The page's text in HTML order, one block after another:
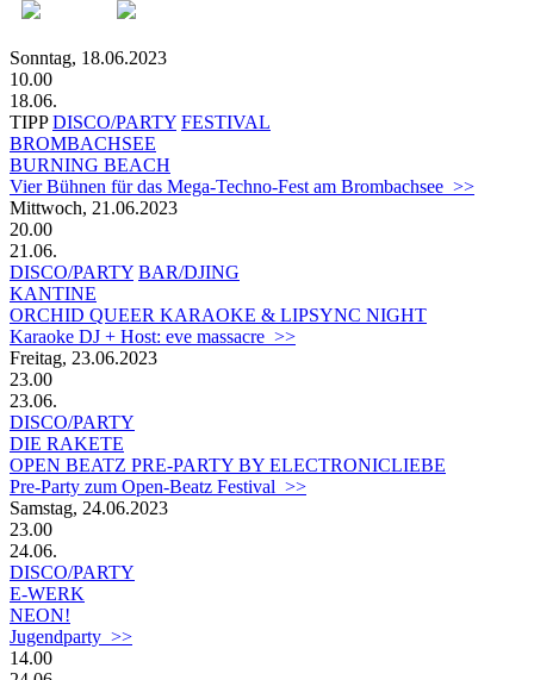
Sonntag, 18.06.2023
10.00
18.06.
TIPP DISCO/PARTY FESTIVAL
BROMBACHSEE
BURNING BEACH
Vier Bühnen für das Mega-Techno-Fest am Brombachsee >>
Mittwoch, 21.06.2023
20.00
21.06.
DISCO/PARTY BAR/DJING
KANTINE
ORCHID QUEER KARAOKE & LIPSYNC NIGHT
Karaoke DJ + Host: eve massacre >>
Freitag, 23.06.2023
23.00
23.06.
DISCO/PARTY
DIE RAKETE
OPEN BEATZ PRE-PARTY BY ELECTRONICLIEBE
Pre-Party zum Open-Beatz Festival >>
Samstag, 24.06.2023
23.00
24.06.
DISCO/PARTY
E-WERK
NEON!
Jugendparty >>
14.00